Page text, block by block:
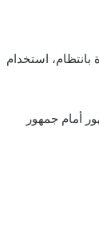
استخدام
أمام جمهور